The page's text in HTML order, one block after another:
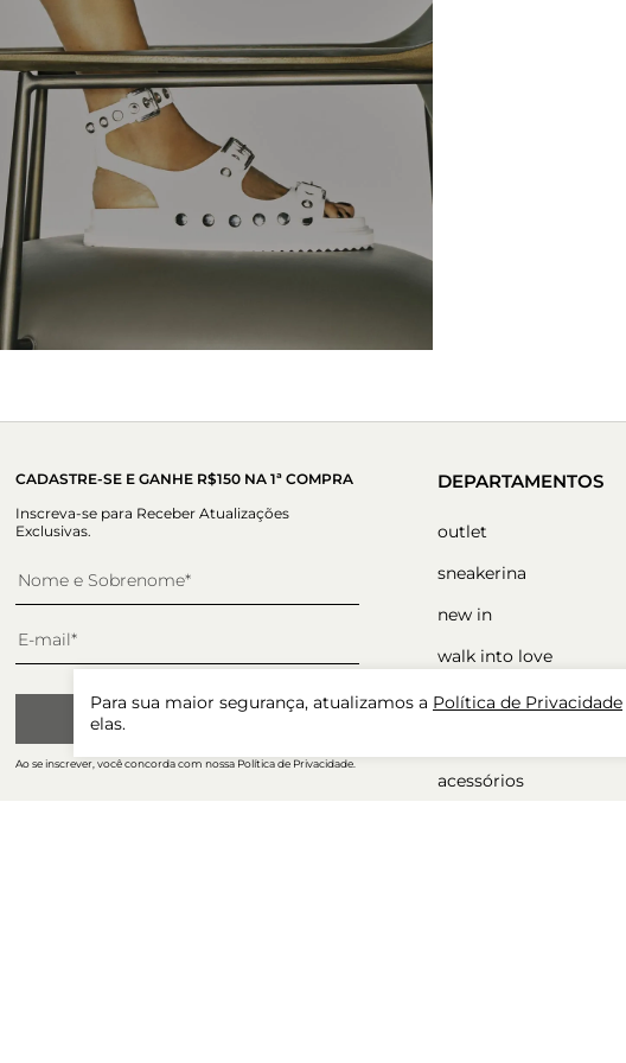
Para sua maior segurança, atualizamos a Política de Privacidade
elas.
CADASTRE-SE E GANHE R$150 NA 1ª COMPRA
Inscreva-se para Receber Atualizações
Exclusivas.
CADASTRAR
Ao se inscrever, você concorda com nossa Política de Privacidade.
DEPARTAMENTOS
outlet
sneakerina
new in
walk into love
sapatos
acessórios